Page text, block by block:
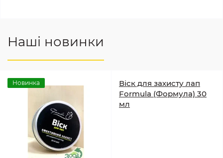
Наші новинки
Новинка
Віск для захисту лап
Formula (Формула) 30
мл